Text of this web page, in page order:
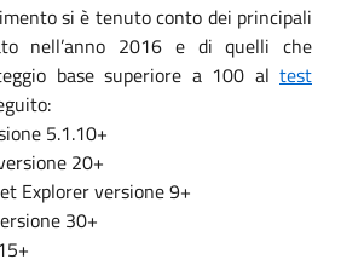
si è tenuto conto dei principali
nell’anno 2016 e di quelli che
base superiore a 100 al test
5.1.10+
20+
Explorer versione 9+
30+